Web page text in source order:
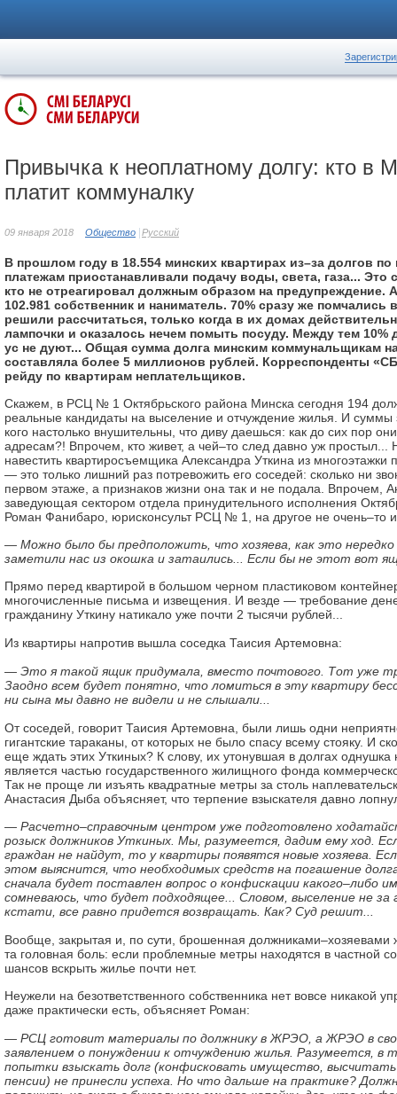
Привычка к неоплатному долгу: кто в
платит коммуналку
09 января 2018 Общество Русский
В прошлом году в 18.554 минских квартирах из–за долгов
платежам приостанавливали подачу воды, света, газа... Это
кто не отреагировал должным образом на предупреждение.
102.981 собственник и наниматель. 70% сразу же помчались
решили рассчитаться, только когда в их домах
лампочки и оказалось нечем помыть посуду. Между тем 10%
ус не дуют... Общая сумма долга минским коммунальщикам
составляла более 5 миллионов рублей. Корреспонденты
рейду по квартирам неплательщиков.
Скажем, в РСЦ № 1 Октябрьского района Минска сегодня 194
реальные кандидаты на выселение и отчуждение жилья. И суммы
кого настолько внушительны, что диву даешься: как до сих пор
адресам?! Впрочем, кто живет, а чей–то след давно уж простыл...
навестить квартиросъемщика Александра Уткина из многоэтажки
— это только лишний раз потревожить его соседей: сколько ни
первом этаже, а признаков жизни она так и не подала. Впрочем,
заведующая сектором отдела принудительного исполнения
Роман Фанибаро, юрисконсульт РСЦ № 1, на другое не очень–то
— Можно было бы предположить, что хозяева, как это нередко
заметили нас из окошка и затаились... Если бы не этот вот
Прямо перед квартирой в большом черном пластиковом
многочисленные письма и извещения. И везде — требование
гражданину Уткину натикало уже почти 2 тысячи рублей...
Из квартиры напротив вышла соседка Таисия Артемовна:
— Это я такой ящик придумала, вместо почтового. Тот уже
Заодно всем будет понятно, что ломиться в эту квартиру
ни сына мы давно не видели и не слышали...
От соседей, говорит Таисия Артемовна, были лишь одни
гигантские тараканы, от которых не было спасу всему стояку. И
еще ждать этих Уткиных? К слову, их утонувшая в долгах однушка
является частью государственного жилищного фонда
Так не проще ли изъять квадратные метры за столь
Анастасия Дыба объясняет, что терпение взыскателя давно
— Расчетно–справочным центром уже подготовлено
розыск должников Уткиных. Мы, разумеется, дадим ему ход.
граждан не найдут, то у квартиры появятся новые хозяева.
этом выяснится, что необходимых средств на погашение
сначала будет поставлен вопрос о конфискации какого–либо
сомневаюсь, что будет подходящее... Словом, выселение не за
кстати, все равно придется возвращать. Как? Суд решит...
Вообще, закрытая и, по сути, брошенная
та головная боль: если проблемные метры находятся в частной
шансов вскрыть жилье почти нет.
Неужели на безответственного собственника нет вовсе никакой
даже практически есть, объясняет Роман:
— РСЦ готовит материалы по должнику в ЖРЭО, а ЖРЭО в
заявлением о понуждении к отчуждению жилья. Разумеется, в
попытки взыскать долг (конфисковать имущество,
пенсии) не принесли успеха. Но что дальше на практике?